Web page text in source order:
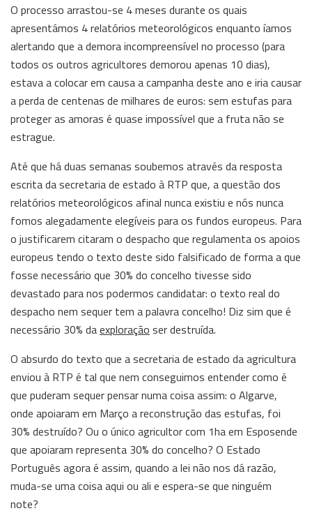
O processo arrastou-se 4 meses durante os quais
apresentámos 4 relatórios meteorológicos enquanto íamos
alertando que a demora incompreensível no processo (para
todos os outros agricultores demorou apenas 10 dias),
estava a colocar em causa a campanha deste ano e iria causar
a perda de centenas de milhares de euros: sem estufas para
proteger as amoras é quase impossível que a fruta não se
estrague.
Até que há duas semanas soubemos através da resposta
escrita da secretaria de estado à RTP que, a questão dos
relatórios meteorológicos afinal nunca existiu e nós nunca
fomos alegadamente elegíveis para os fundos europeus. Para
o justificarem citaram o despacho que regulamenta os apoios
europeus tendo o texto deste sido falsificado de forma a que
fosse necessário que 30% do concelho tivesse sido
devastado para nos podermos candidatar: o texto real do
despacho nem sequer tem a palavra concelho! Diz sim que é
necessário 30% daexploração ser destruída.
O absurdo do texto que a secretaria de estado da agricultura
enviou à RTP é tal que nem conseguimos entender como é
que puderam sequer pensar numa coisa assim: o Algarve,
onde apoiaram em Março a reconstrução das estufas, foi
30% destruído? Ou o único agricultor com 1ha em Esposende
que apoiaram representa 30% do concelho? O Estado
Português agora é assim, quando a lei não nos dá razão,
muda-se uma coisa aqui ou ali e espera-se que ninguém
note?